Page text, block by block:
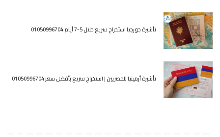
تأشيرة جورجيا استخراج سريع خلال 5-7 أيام 01050996704
تأشيرة أرمينيا للمصريين | استخراج سريع بأفضل سعر 01050996704